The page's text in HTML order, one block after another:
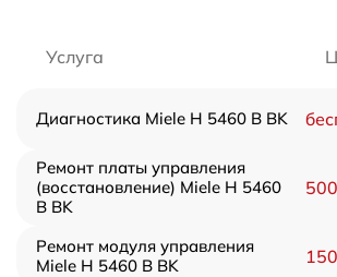
Услуга
Диагностика Miele H 5460 B BK
Ремонт платы управления
(восстановление) Miele H 5460
B BK
Ремонт модуля управления
Miele H 5460 B BK